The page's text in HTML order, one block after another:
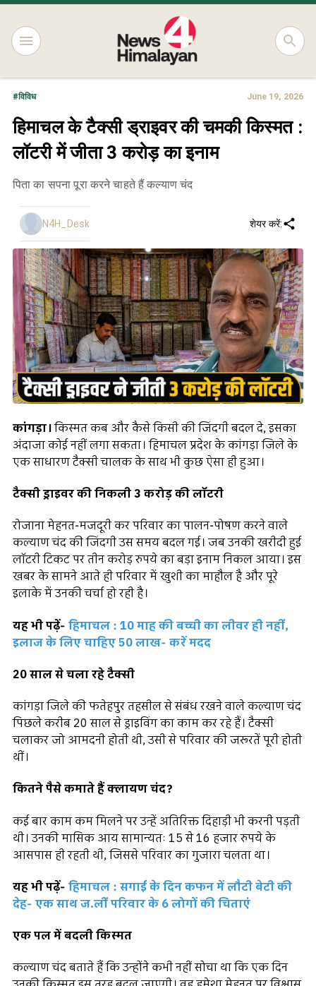
#विविध June 19, 2026
हिमाचल के टैक्सी ड्राइवर की चमकी किस्मत :
लॉटरी में जीता 3 करोड़ का इनाम
पिता का सपना पूरा करने चाहते हैं कल्याण चंद
N4H_Desk शेयर करें:
कांगड़ा।किस्मत कब और कैसे किसी की जिंदगी बदल दे, इसका
अंदाजा कोई नहीं लगा सकता। हिमाचल प्रदेश के कांगड़ा जिले के
एक साधारण टैक्सी चालक के साथ भी कुछ ऐसा ही हुआ।
टैक्सी ड्राइवर की निकली 3 करोड़ की लॉटरी
रोजाना मेहनत-मजदूरी कर परिवार का पालन-पोषण करने वाले
कल्याण चंद की जिंदगी उस समय बदल गई। जब उनकी खरीदी हुई
लॉटरी टिकट पर तीन करोड़ रुपये का बड़ा इनाम निकल आया। इस
खबर के सामने आते ही परिवार में खुशी का माहौल है और पूरे
इलाके में उनकी चर्चा हो रही है।
यह भी पढ़ें- हिमाचल : 10 माह की बच्ची का लीवर ही नहीं,
इलाज के लिए चाहिए 50 लाख- करें मदद
20 साल से चला रहे टैक्सी
कांगड़ा जिले की फतेहपुर तहसील से संबंध रखने वाले कल्याण चंद
पिछले करीब 20 साल से ड्राइविंग का काम कर रहे हैं। टैक्सी
चलाकर जो आमदनी होती थी, उसी से परिवार की जरूरतें पूरी होती
थीं।
कितने पैसे कमाते हैं क्लायण चंद?
कई बार काम कम मिलने पर उन्हें अतिरिक्त दिहाड़ी भी करनी पड़ती
थी। उनकी मासिक आय सामान्यतः 15 से 16 हजार रुपये के
आसपास ही रहती थी, जिससे परिवार का गुजारा चलता था।
यह भी पढ़ें- हिमाचल : सगाई के दिन कफन में लौटी बेटी की
देह- एक साथ ज.लीं परिवार के 6 लोगों की चिताएं
एक पल में बदली किस्मत
कल्याण चंद बताते हैं कि उन्होंने कभी नहीं सोचा था कि एक दिन